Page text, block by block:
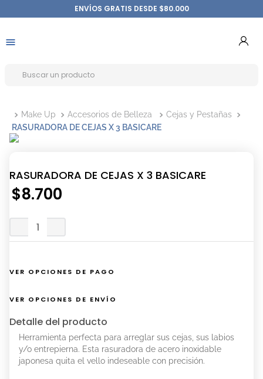
ENVÍOS GRATIS DESDE $80.000
Make Up Accesorios de Belleza
Cejas y Pestañas
RASURADORA DE CEJAS X 3 BASICARE
RASURADORA DE CEJAS X 3 BASICARE
$8.700
VER OPCIONES DE PAGO
VER OPCIONES DE ENVÍO
Detalle del producto
Herramienta perfecta para arreglar sus cejas, sus labios
y/o entrepierna. Esta rasuradora de acero inoxidable
japonesa quita el vello indeseable con precisión.